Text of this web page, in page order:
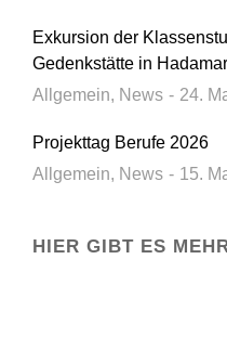
Exkursion der
Gedenkstätte in Hadamar
Allgemein, News 24.
Projekttag Berufe 2026
Allgemein, News 15.
HIER GIBT ES